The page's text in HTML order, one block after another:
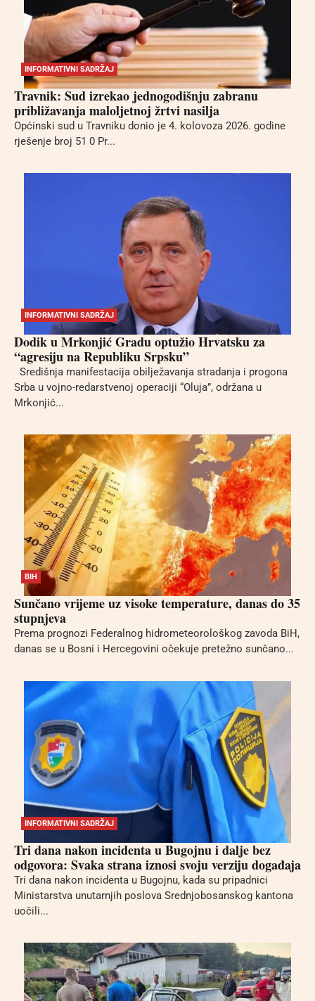
INFORMATIVNI SADRŽAJ
Travnik: Sud izrekao jednogodišnju zabranu
približavanja maloljetnoj žrtvi nasilja
Općinski sud u Travniku donio je 4. kolovoza 2026. godine
rješenje broj 51 0 Pr...
INFORMATIVNI SADRŽAJ
Dodik u Mrkonjić Gradu optužio Hrvatsku za
“agresiju na Republiku Srpsku”
Središnja manifestacija obilježavanja stradanja i progona
Srba u vojno-redarstvenoj operaciji “Oluja”, održana u
Mrkonjić...
BIH
Sunčano vrijeme uz visoke temperature, danas do 35
stupnjeva
Prema prognozi Federalnog hidrometeorološkog zavoda BiH,
danas se u Bosni i Hercegovini očekuje pretežno sunčano...
INFORMATIVNI SADRŽAJ
Tri dana nakon incidenta u Bugojnu i dalje bez
odgovora: Svaka strana iznosi svoju verziju događaja
Tri dana nakon incidenta u Bugojnu, kada su pripadnici
Ministarstva unutarnjih poslova Srednjobosanskog kantona
uočili...